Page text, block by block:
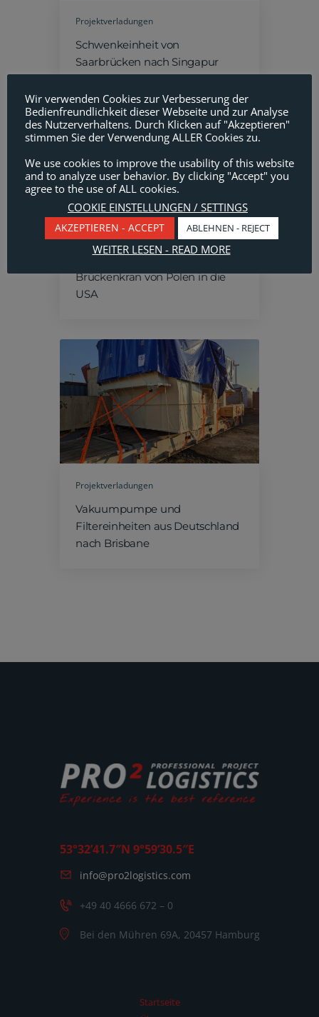
Projektverladungen
Schwenkeinheit von
Saarbrücken nach Singapur
Projektverladungen
Brückenkran von Polen in die
USA
Projektverladungen
Vakuumpumpe und
Filtereinheiten aus Deutschland
nach Brisbane
53°32’41.7″N 9°59’30.5″E
info@pro2logistics.com
+49 40 4666 672 – 0
Bei den Mühren 69A, 20457 Hamburg
Startseite
Wir verwenden Cookies zur Verbesserung der
Bedienfreundlichkeit dieser Webseite und zur Analyse
des Nutzerverhaltens. Durch Klicken auf "Akzeptieren"
stimmen Sie der Verwendung ALLER Cookies zu.
We use cookies to improve the usability of this website
and to analyze user behavior. By clicking "Accept" you
agree to the use of ALL cookies.
COOKIE EINSTELLUNGEN / SETTINGS
AKZEPTIEREN - ACCEPT ABLEHNEN - REJECT
WEITER LESEN - READ MORE